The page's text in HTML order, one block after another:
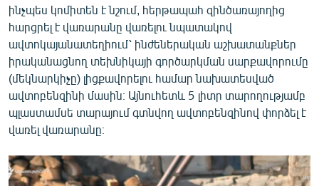
ինչպես կոմիտեն է նշում, հերթապահ զինծառայողից
հարցրել է վառարանը վառելու նպատակով
ավտոկայանատեղիում՝ ինժեներական աշխատանքներ
իրականացնող տեխնիկայի գործարկման սարքավորումը
(մեկնարկիչը) լիցքավորելու համար նախատեսված
ավտոբենզինի մասին։ Այնուհետև 5 լիտր տարողությամբ
պլաստամսե տարայում գտնվող ավտոբենզինով փորձել է
վառել վառարանը։